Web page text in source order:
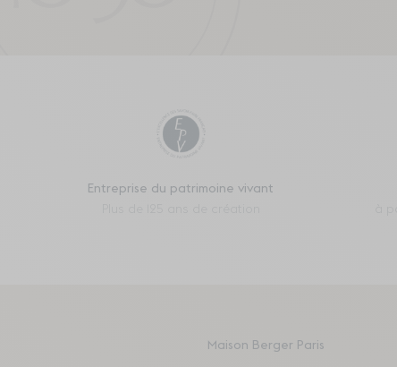
Entreprise du patrimoine vivant
Maison Berger Paris